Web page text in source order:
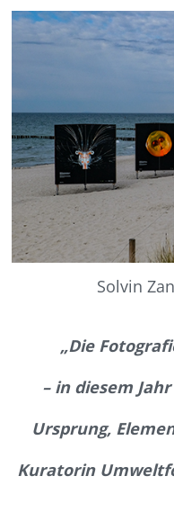
Solvin
„Die
– in diesem
Ursprung,
Kuratorin